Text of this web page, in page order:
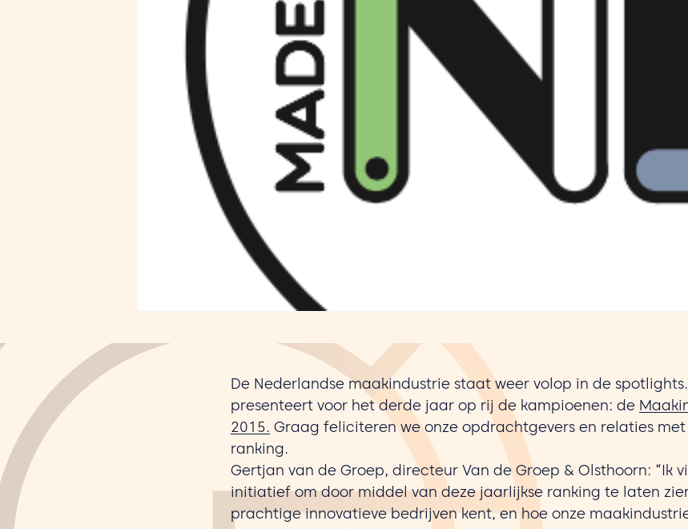
De Nederlandse maakindustrie staat weer volop in de
presenteert voor het derde jaar op rij de kampioenen: de
2015. Graag feliciteren we onze opdrachtgevers en relaties
ranking.
Gertjan van de Groep, directeur Van de Groep & Olsthoorn: “Ik
initiatief om door middel van deze jaarlijkse ranking te laten
prachtige innovatieve bedrijven kent, en hoe onze